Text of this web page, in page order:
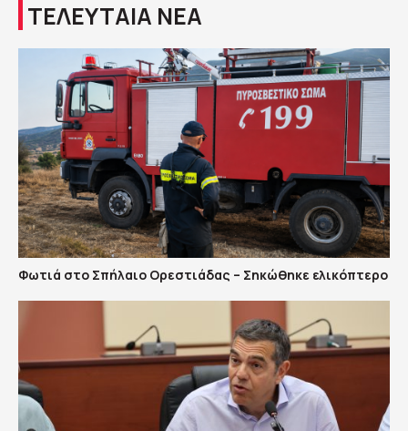
ΤΕΛΕΥΤΑΙΑ ΝΕΑ
Φωτιά στο Σπήλαιο Ορεστιάδας – Σηκώθηκε ελικόπτερο